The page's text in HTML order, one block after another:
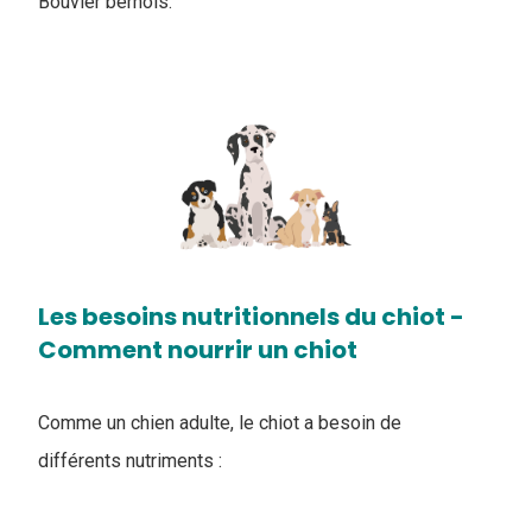
Les besoins nutritionnels du chiot -
Comment nourrir un chiot
Comme un chien adulte, le chiot a besoin de
différents nutriments :